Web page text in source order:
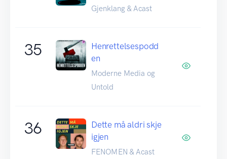
Gjenklang & Acast
35
Henrettelsespodd
en
Moderne Media og
Untold
36
Dette må aldri skje
igjen
FENOMEN & Acast